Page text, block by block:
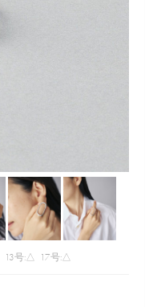
13号:△ 17号:△